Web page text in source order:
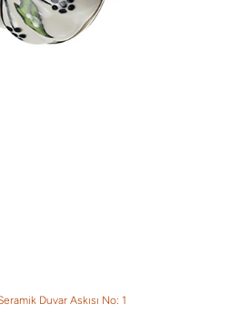
Duvar Askısı No: 1